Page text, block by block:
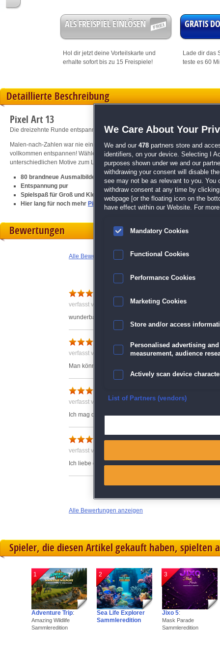
ALS FREISPIEL EINLÖSEN
Hol dir jetzt deine Vorteilskarte und
erhalte sofort bis zu 15 Freispiele!
GRATIS
Lade dir das
teste es 60
Detaillierte Beschreibung
Pixel Art 13
Die dreizehnte Runde entspannender Malen-nach-Zahlen-Rätsel!
Malen-nach-Zahlen war nie einfacher! Alle benötigten Farben sind schon
vollkommen entspannen! Wähle aus einer großen Zahl von brandneuen
unterschiedlichen Motive zum Leben zu erwecken!
80 brandneue Ausmalbilder
Entspannung pur
Spielspaß für Groß und Klein
Hier lang für noch mehr Pixel Art
Bewertungen
Alle Bewertungen anzeigen
pixel art 13
verfasst von Anonym am 11.06.2021 um 09:24
wunderbar,wieder ein neues PIXEL-spiel!!ich finde
Pixelart13
verfasst von Anonym am 15.10.2021 um 15:04
Man könnte manche Bilder mit schöneren Farben
verfasst von Ingeborg am 20.05.2021 um 16:02
Ich mag dieses Pixeln inzwischen total. Probierts aus.
Super Spiel
verfasst von Anonym am 31.07.2021 um 23:19
Ich liebe diese Spiele und habe bereits alle 13 gespielt
Alle Bewertungen anzeigen
Spieler, die diesen Artikel gekauft haben, spielten
1
Adventure Trip:
Amazing Wildlife
Sammleredition
2
Sea Life Explorer
Sammleredition
3
Jixo 5:
Mask Parade
Sammleredition
We Care About Your
We and our 478 partners store and
identifiers, on your device. Selecting I
purposes shown under we and our
withdrawing your consent will disable
see may not be as relevant to you. You
withdraw consent at any time by
webpage [or the floating icon on the
have effect within our Website. For
Mandatory Cookies
Functional Cookies
Performance Cookies
Marketing Cookies
Store and/or access
Personalised advertising
measurement, audience
Actively scan device
Ensure security, prevent
Save and communicate
List of Partners (vendors)